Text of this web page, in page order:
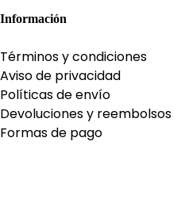
Información
Términos y condiciones
Aviso de privacidad
Políticas de envío
Devoluciones y reembolsos
Formas de pago